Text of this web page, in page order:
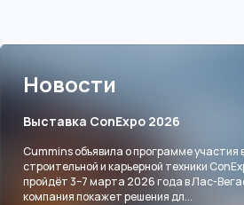
Новости
Выставка ConExpo 2026
Cummins объявила о программе участия
строительной и карьерной техники
пройдёт 3–7 марта 2026 года в Лас-
компания покажет решения дл...